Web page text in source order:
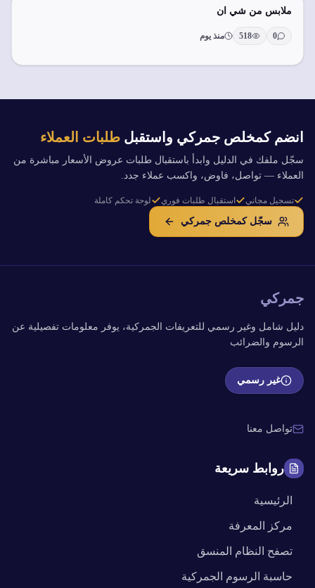
ملابس من شي ان
0
518 منذ يوم
انضم كمخلص جمركي واستقبل طلبات العملاء
سجّل ملفك في الدليل وابدأ باستقبال طلبات عروض الأسعار مباشرة من
العملاء — تواصل، فاوض، واكسب عملاء جدد.
تسجيل مجاني استقبال طلبات فوري لوحة تحكم كاملة
سجّل كمخلص جمركي
جمركي
دليل شامل وغير رسمي للتعريفات الجمركية، يوفر معلومات تفصيلية عن
الرسوم والضرائب
غير رسمي
تواصل معنا
روابط سريعة
الرئيسية
مركز المعرفة
تصفح النظام المنسق
حاسبة الرسوم الجمركية